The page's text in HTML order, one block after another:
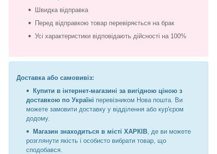
Швидка відправка
Перед відправкою товар перевіряється на брак
Усі характеристики відповідають дійсності на 100%
Доставка або самовивіз:
Купити в інтернет-магазині за вигідною ціною з
доставкою по Україні перевізником Нова пошта. Ви
можете замовити доставку у відділення або кур'єром
додому.
Магазин знаходиться в місті ХАРКІВ, де ви можете
розглянути якість і особисто вибрати товар, що
сподобався.